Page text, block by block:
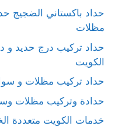
حداد باكستاني الضجيج
مظلات
حداد تركيب درج حديد و
الكويت
حداد تركيب مظلات و
حدادة وتركيب مظلات
خدمات الكويت متعددة